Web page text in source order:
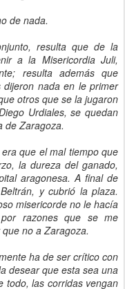
de nada.
resulta que de la
a la Misericordia Juli,
resulta además que
nada en le primer
otros que se la jugaron
Urdiales, se quedan
de Zaragoza.
que el mal tiempo que
la dureza del ganado,
aragonesa. A final de
y cubrió la plaza.
misericorde no le hacía
razones que se me
no a Zaragoza.
ha de ser crítico con
desear que esta sea una
todo, las corridas vengan